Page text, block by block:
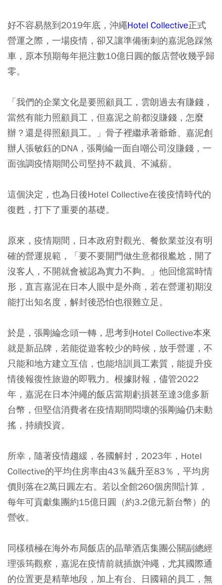
好不容易熬到2019年底，沖繩Hotel Collective正式
營運之際，一場疫情，卻又讓準備衝刺的嘉泥急踩煞
車，原本預期每年挹注數10億日圓的飯店營收幾乎歸
零。
「我們的企業文化是要照顧員工，雲朗過去有賺錢，
當然有能力照顧員工，但嘉泥之前都沒賺錢，怎麼
辦？還是得照顧員工。」骨子裡繼承著爺爺、嘉泥創
辦人張敏鈺的DNA，張剛綸一面自嘲公司沒賺錢，一
面強調疫情期間公司堅持不裁員、不減薪。
這個決定，也為日後Hotel Collective在後疫情時代的
復甦，打下了重要的基礎。
原來，疫情期間，日本政府對觀光、餐飲業並沒有明
確的營運規範，「要不要開門做生意都很尷尬，開了
沒客人，不開就會被認為實力不夠。」他回憶當時情
形，直言嘉泥在日本人眼中是外商，若在營運初期沒
能打出知名度，解封後恐怕也很難立足。
於是，張剛綸念頭一轉，思考到Hotel Collective本來
就是新品牌，若能從遊客較少的時候，放手營運，不
只能和地方建立互信，也能培訓員工素質，能提升疫
情後報復性旅遊的即戰力。根據財報，儘管2022
年，嘉泥在日本沖繩的飯店當期虧損甚至達3億多新
台幣，但堅信消費者在疫情期間悶壞的張剛綸仍未動
搖，持續投資。
所幸，隨著疫情趨緩，各國解封，2023年，Hotel
Collective的平均住房率由43％飆升至83％，平均房
價則落在2萬日圓左右。若以全館260個房間計算，
每年可貢獻集團約15億日圓（約3.2億元新台幣）的
營收。
同樣積極在海外布局飯店的晶華酒店集團公關副總經
理張筠觀察，嘉泥在疫情前就插旗沖繩，尤其國際通
的位置更是精華地段，加上有台、日國籍的員工，無